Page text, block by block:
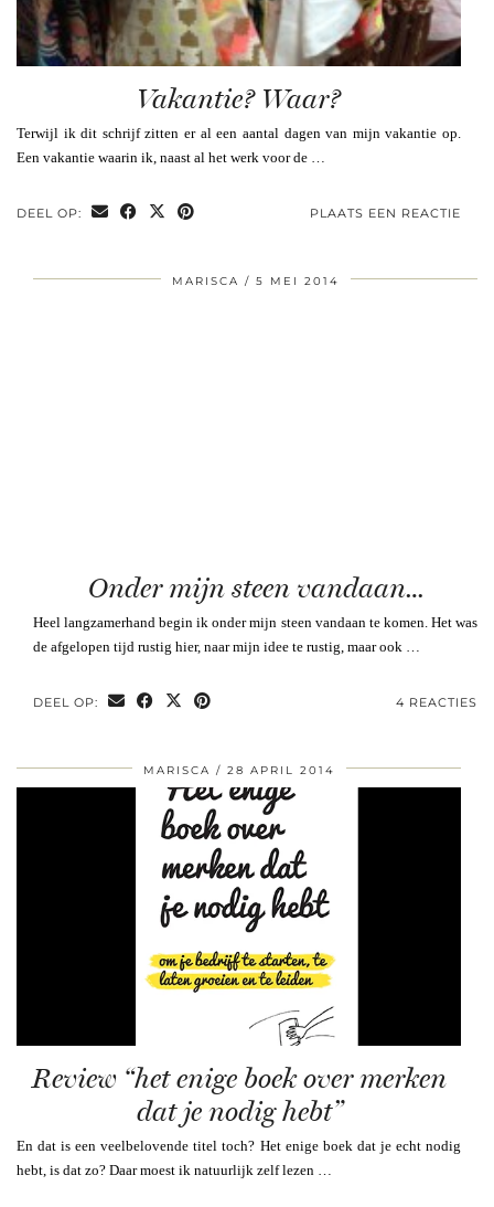
Vakantie? Waar?
Terwijl ik dit schrijf zitten er al een aantal dagen van mijn vakantie op.
Een vakantie waarin ik, naast al het werk voor de …
DEEL OP: PLAATS EEN REACTIE
MARISCA 5 MEI 2014
Onder mijn steen vandaan…
Heel langzamerhand begin ik onder mijn steen vandaan te komen. Het was
de afgelopen tijd rustig hier, naar mijn idee te rustig, maar ook …
DEEL OP: 4 REACTIES
MARISCA 28 APRIL 2014
Review “het enige boek over merken
dat je nodig hebt”
En dat is een veelbelovende titel toch? Het enige boek dat je echt nodig
hebt, is dat zo? Daar moest ik natuurlijk zelf lezen …